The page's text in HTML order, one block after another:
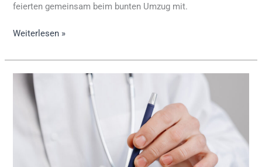
feierten gemeinsam beim bunten Umzug mit.
Weiterlesen »
Inforveranstaltung
Gehör
schützen
Schwerhörigkeit
vorbeugen